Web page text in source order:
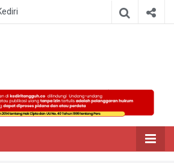
Tangguh